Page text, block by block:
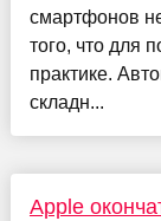
смартфонов
того, что для
практике.
складн...
Apple